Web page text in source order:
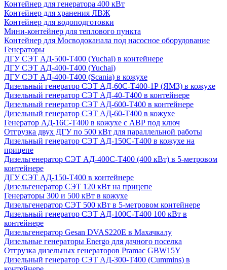
Контейнер для генератора 400 кВт
Контейнер для хранения ЛВЖ
Контейнер для водоподготовки
Мини-контейнер для теплового пункта
Контейнер для Мосводоканала под насосное оборудование
Генераторы
ДГУ СЭТ АД-500-Т400 (Yuchai) в контейнере
ДГУ СЭТ АД-400-Т400 (Yuchai)
ДГУ СЭТ АД-400-Т400 (Scania) в кожухе
Дизельный генератор СЭТ АД-60С-Т400-1Р (ЯМЗ) в кожухе
Дизельный генератор СЭТ АД-40-Т400 в контейнере
Дизельный генератор СЭТ АД-600-Т400 в контейнере
Дизельный генератор СЭТ АД-60-Т400 в кожухе
Генератор АД-16С-Т400 в кожухе с АВР под ключ
Отгрузка двух ДГУ по 500 кВт для параллельной работы
Дизельный генератор СЭТ АД-150С-Т400 в кожухе на
прицепе
Дизельгенератор СЭТ АД-400С-Т400 (400 кВт) в 5-метровом
контейнере
ДГУ СЭТ АД-150-Т400 в контейнере
Дизельгенератор СЭТ 120 кВт на прицепе
Генераторы 300 и 500 кВт в кожухе
Дизельгенератор СЭТ 500 кВт в 5-метровом контейнере
Дизельный генератор СЭТ АД-100С-Т400 100 кВт в
контейнере
Дизельгенератор Gesan DVAS220E в Махачкалу
Дизельные генераторы Energo для дачного поселка
Отгрузка дизельных генераторов Pramac GВW15Y
Дизельный генератор СЭТ АД-300-Т400 (Cummins) в